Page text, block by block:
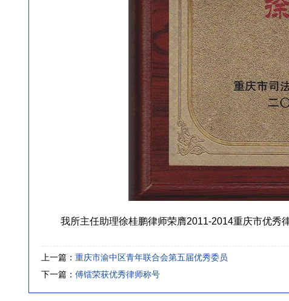
我所主任助理徐桂鹏律师荣膺2011-2014重庆市优秀
上一篇： 重庆市渝中区青年联合会第五届优秀委员
下一篇： 傅镭荣获优秀律师称号
重庆华
2021年
食品股
师事…
扶养照
作者：
纷一案
二人就
作者
1 2 3